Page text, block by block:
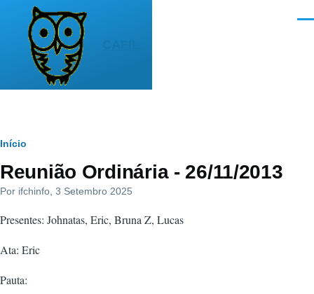
Pular para o conteúdo principal
Trilha
de
navegação
Início
Reunião Ordinária - 26/11/2013
Por ifchinfo , 3 Setembro 2025
Presentes: Johnatas, Eric, Bruna Z, Lucas
Ata: Eric
Pauta: